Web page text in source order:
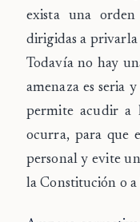
exista una
dirigidas a
Todavía no hay
amenaza es seria
permite acudir a
ocurra, para que
personal y evite
la Constitución o a